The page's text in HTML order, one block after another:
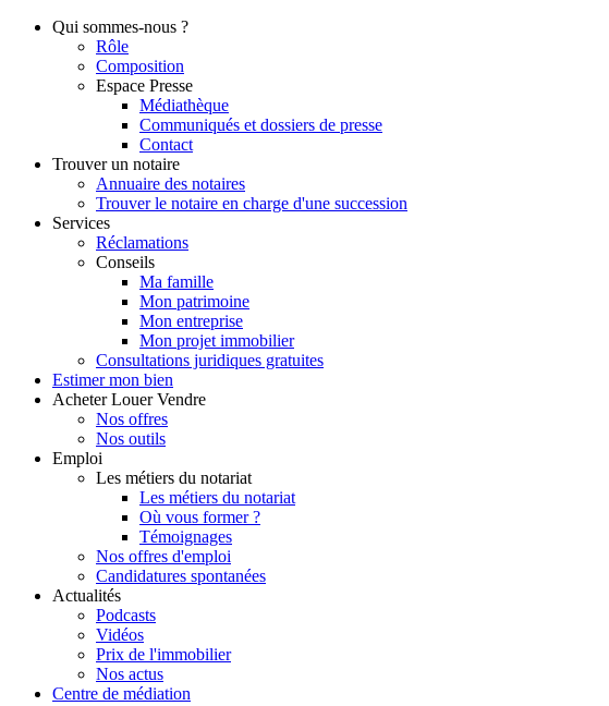
Qui sommes-nous ?
Rôle
Composition
Espace Presse
Médiathèque
Communiqués et dossiers de presse
Contact
Trouver un notaire
Annuaire des notaires
Trouver le notaire en charge d'une succession
Services
Réclamations
Conseils
Ma famille
Mon patrimoine
Mon entreprise
Mon projet immobilier
Consultations juridiques gratuites
Estimer mon bien
Acheter Louer Vendre
Nos offres
Nos outils
Emploi
Les métiers du notariat
Les métiers du notariat
Où vous former ?
Témoignages
Nos offres d'emploi
Candidatures spontanées
Actualités
Podcasts
Vidéos
Prix de l'immobilier
Nos actus
Centre de médiation